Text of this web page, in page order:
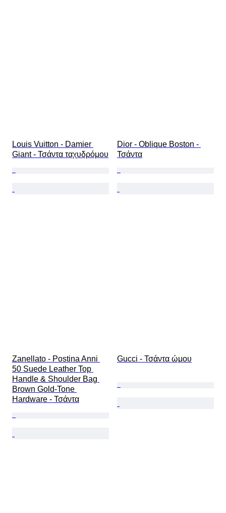
Louis Vuitton - Damier
Giant - Τσάντα ταχυδρόμου
Dior - Oblique Boston -
Τσάντα
Zanellato - Postina Anni
50 Suede Leather Top
Handle & Shoulder Bag
Brown Gold-Tone
Hardware - Τσάντα
Gucci - Τσάντα ώμου